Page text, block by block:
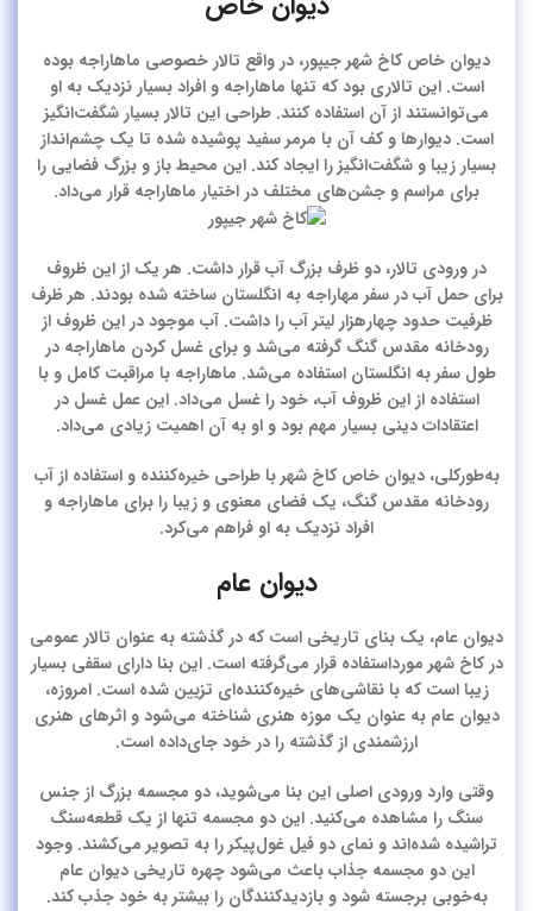
دیوان خاص کاخ شهر جیپور، در واقع تالار خصوصی ماهاراجه بوده
است. این تالاری بود که تنها ماهاراجه و افراد بسیار نزدیک به او
می‌توانستند از آن استفاده کنند. طراحی این تالار بسیار شگفت‌انگیز
است. دیوارها و کف آن با مرمر سفید پوشیده شده تا یک‌ چشم‌انداز
بسیار زیبا و شگفت‌انگیز را ایجاد کند. این محیط باز و بزرگ فضایی را
برای مراسم‌ و جشن‌های مختلف در اختیار ماهاراجه قرار می‌داد.
در ورودی تالار، دو ظرف بزرگ آب قرار داشت. هر یک از این ظروف
برای حمل آب در سفر مهاراجه به انگلستان ساخته شده بودند. هر ظرف
ظرفیت حدود چهارهزار لیتر آب را داشت. آب موجود در این ظروف از
رودخانه مقدس گنگ گرفته می‌شد و برای غسل کردن ماهاراجه در
طول سفر به انگلستان استفاده می‌شد. ماهاراجه با مراقبت کامل و با
استفاده از این ظروف آب، خود را غسل می‌داد. این عمل غسل در
اعتقادات دینی بسیار مهم بود و او به آن اهمیت زیادی می‌داد.
به‌طورکلی، دیوان خاص کاخ شهر با طراحی خیره‌کننده و استفاده از آب
رودخانه مقدس گنگ، یک فضای معنوی و زیبا را برای ماهاراجه و
افراد نزدیک به او فراهم می‌کرد.
دیوان عام
دیوان عام، یک بنای تاریخی است که در گذشته به عنوان تالار عمومی
در کاخ شهر مورداستفاده قرار می‌گرفته است. این بنا دارای سقفی بسیار
زیبا است که با نقاشی‌های خیره‌کننده‌ای تزیین شده است. امروزه،
دیوان‌ عام به عنوان یک موزه هنری شناخته می‌شود و اثرهای هنری
ارزشمندی از گذشته را در خود جای‌داده است.
وقتی وارد ورودی اصلی این بنا می‌شوید، دو مجسمه بزرگ از جنس
سنگ را مشاهده می‌کنید. این دو مجسمه تنها از یک قطعه‌سنگ
تراشیده شده‌اند و نمای دو فیل غول‌پیکر را به تصویر می‌کشند. وجود
این دو مجسمه جذاب باعث می‌شود چهره تاریخی دیوان ‌عام
به‌خوبی برجسته شود و بازدیدکنندگان را بیشتر به خود جذب کند.